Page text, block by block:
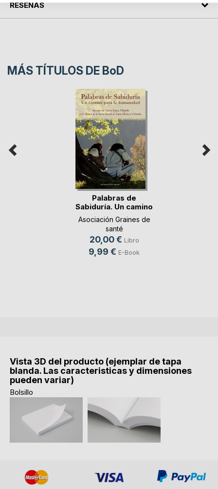
RESEÑAS
MÁS TÍTULOS DE BoD
Palabras de
Sabiduría. Un camino
p(...)
Asociación Graines de
santé
20,00 € Libro
9,99 € E-Book
Vista 3D del producto (ejemplar de tapa
blanda. Las caracteristicas y dimensiones
pueden variar)
Bolsillo